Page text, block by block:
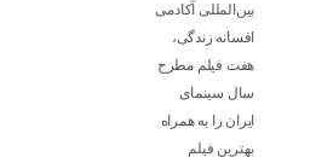
بین‌المللی آکادمی
افسانه زندگی،
هفت فیلم مطرح
سال سینمای
ایران را به همراه
بهترین فیلم